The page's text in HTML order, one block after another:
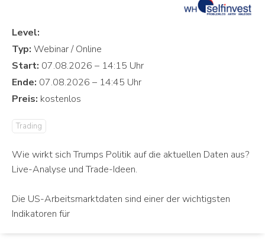
Level:
Typ:
Start:
Ende:
Preis:
Trading
Wie wirkt sich Trumps Politik auf die aktuellen Daten aus?
Live-Analyse und Trade-Ideen.
Die US-Arbeitsmarktdaten sind einer der wichtigsten
Indikatoren für